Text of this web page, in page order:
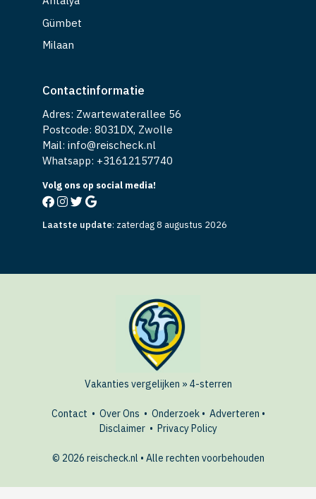
Gümbet
Milaan
Contactinformatie
Adres: Zwartewaterallee 56
Postcode: 8031DX, Zwolle
Mail: info@reischeck.nl
Whatsapp: +31612157740
Volg ons op social media!
Laatste update: zaterdag 8 augustus 2026
Vakanties vergelijken » 4-sterren
Contact • Over Ons • Onderzoek• Adverteren •
Disclaimer• Privacy Policy
© 2026 reischeck.nl • Alle rechten voorbehouden